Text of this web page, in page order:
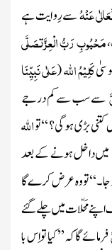
عَنْہُسے رِو ایت ہے
،مَحْبُوبِ رَبُّ الْعِزَّتصَلَّی
سیٰکَلِیْمُ اللّٰہ(عَلٰی نَبِیِّنَا
سے سب سے کم درجے
بڑی ہوگی؟ ‘‘تواللّٰہ
میں داخل ہونے کے بعد
وہ عر ض کر ے گا
مَحلّا ت میں چلے گئے
فرمائے گاکہ’’ کیا تو اِس با